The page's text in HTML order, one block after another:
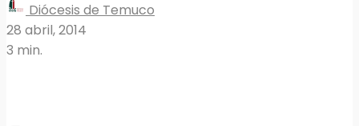
Diócesis de Temuco
28 abril, 2014
3 min.